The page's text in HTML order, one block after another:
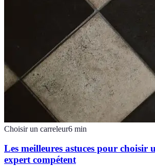
Choisir un carreleur6 min
Les meilleures astuces pour choisir
expert compétent